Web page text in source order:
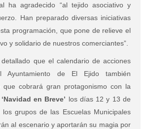
ha agradecido “al tejido asociativo y
Han preparado diversas iniciativas
programación, que pone de relieve el
y solidario de nuestros comerciantes”.
que el calendario de acciones
Ayuntamiento de El Ejido también
que cobrará gran protagonismo con la
‘Navidad en Breve’ los días 12 y 13 de
los grupos de las Escuelas Municipales
al escenario y aportarán su magia por